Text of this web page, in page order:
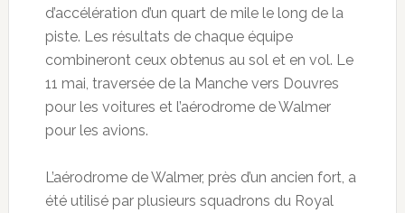
d’accélération d’un quart de mile le long de la
piste. Les résultats de chaque équipe
combineront ceux obtenus au sol et en vol. Le
11 mai, traversée de la Manche vers Douvres
pour les voitures et l’aérodrome de Walmer
pour les avions.
L’aérodrome de Walmer, près d’un ancien fort, a
été utilisé par plusieurs squadrons du Royal